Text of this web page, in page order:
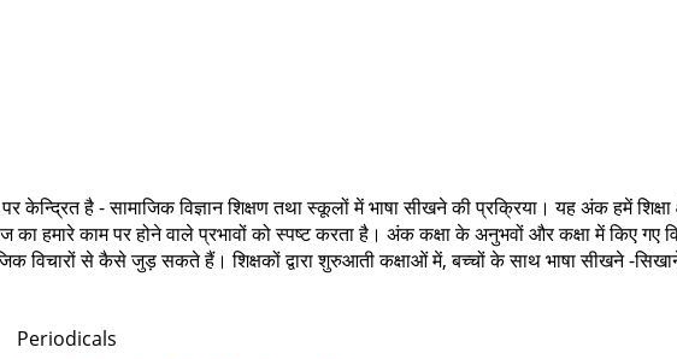
पर केन्द्रित है - सामाजिक विज्ञान शिक्षण तथा स्कूलों में भाषा सीखने की प्रक्रिया। यह अंक हमें
हमारे काम पर होने वाले प्रभावों को स्पष्ट करता है। अंक कक्षा के अनुभवों और कक्षा में किए गए
विचारों से कैसे जुड़ सकते हैं। शिक्षकों द्वारा शुरुआती कक्षाओं में, बच्चों के साथ भाषा सीखने -
Periodicals